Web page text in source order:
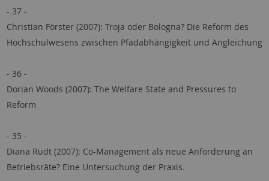
- 37 -
Christian Förster (2007): Troja oder Bologna? Die Reform des
Hochschulwesens zwischen Pfadabhängigkeit und Angleichung
- 36 -
Dorian Woods (2007): The Welfare State and Pressures to
Reform
- 35 -
Diana Rüdt (2007): Co-Management als neue Anforderung an
Betriebsräte? Eine Untersuchung der Praxis.